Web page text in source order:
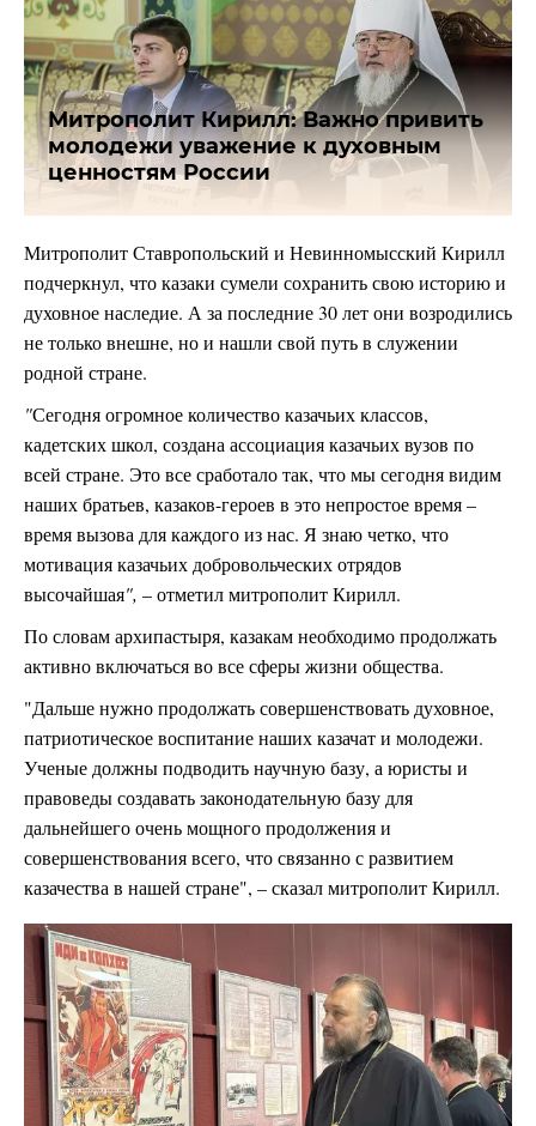
Митрополит Кирилл: Важно привить
молодежи уважение к духовным
ценностям России
Митрополит Ставропольский и Невинномысский Кирилл
подчеркнул, что казаки сумели сохранить свою историю и
духовное наследие. А за последние 30 лет они возродились
не только внешне, но и нашли свой путь в служении
родной стране.
"Сегодня огромное количество казачьих классов,
кадетских школ, создана ассоциация казачьих вузов по
всей стране. Это все сработало так, что мы сегодня видим
наших братьев, казаков-героев в это непростое время –
время вызова для каждого из нас. Я знаю четко, что
мотивация казачьих добровольческих отрядов
высочайшая", – отметил митрополит Кирилл.
По словам архипастыря, казакам необходимо продолжать
активно включаться во все сферы жизни общества.
"Дальше нужно продолжать совершенствовать духовное,
патриотическое воспитание наших казачат и молодежи.
Ученые должны подводить научную базу, а юристы и
правоведы создавать законодательную базу для
дальнейшего очень мощного продолжения и
совершенствования всего, что связанно с развитием
казачества в нашей стране", – сказал митрополит Кирилл.